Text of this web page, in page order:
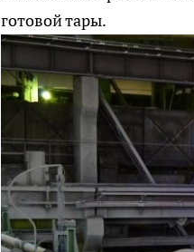
готовой тары.